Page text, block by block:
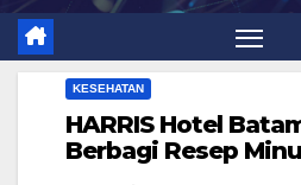
KESEHATAN
HARRIS Hotel
Berbagi Resep